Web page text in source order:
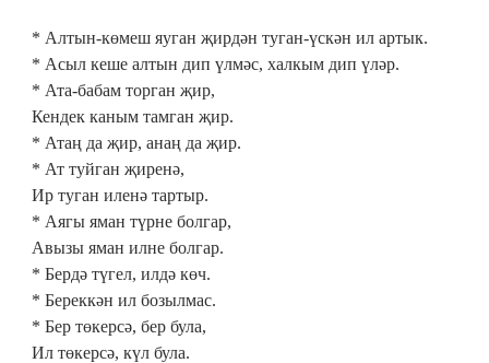
* Алтын-көмеш яуган җирдән туган-үскән ил артык.
* Асыл кеше алтын дип үлмәс, халкым дип үләр.
* Ата-бабам торган җир,
Кендек каным тамган җир.
* Атаң да җир, анаң да җир.
* Ат туйган җиренә,
Ир туган иленә тартыр.
* Аягы яман түрне болгар,
Авызы яман илне болгар.
* Бердә түгел, илдә көч.
* Береккән ил бозылмас.
* Бер төкерсә, бер була,
Ил төкерсә, күл була.